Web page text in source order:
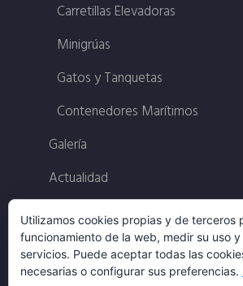
Carretillas Elevadoras
Minigrúas
Gatos y Tanquetas
Contenedores Marítimos
Galería
Actualidad
Contacto
Política Calidad
Utilizamos cookies propias y de terceros
funcionamiento de la web, medir su uso
servicios. Puede aceptar todas las
necesarias o configurar sus preferencias.